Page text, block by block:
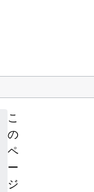
こ
の
ペ
ー
ジ